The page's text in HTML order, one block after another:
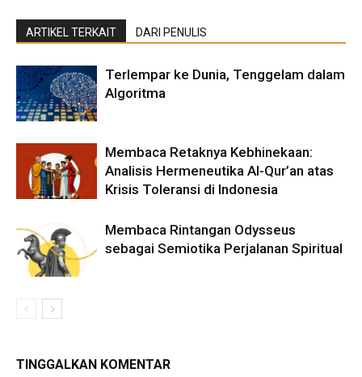
ARTIKEL TERKAIT DARI PENULIS
Terlempar ke Dunia, Tenggelam dalam
Algoritma
Membaca Retaknya Kebhinekaan:
Analisis Hermeneutika Al-Qur’an atas
Krisis Toleransi di Indonesia
Membaca Rintangan Odysseus
sebagai Semiotika Perjalanan Spiritual
TINGGALKAN KOMENTAR